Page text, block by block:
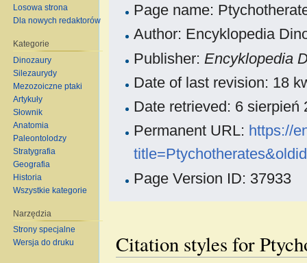
Page name:
Author: Encyklopedia
Publisher: Encyklopedia
Date of last revision: 18
Date retrieved: 6 sierpień
Permanent URL: https://
Page Version ID: 37933
Citation styles for
Losowa strona
Dla nowych redaktorów
Kategorie
Dinozaury
Silezaurydy
Mezozoiczne ptaki
Artykuły
Słownik
Anatomia
Paleontolodzy
Stratygrafia
Geografia
Historia
Wszystkie kategorie
Narzędzia
Strony specjalne
Wersja do druku